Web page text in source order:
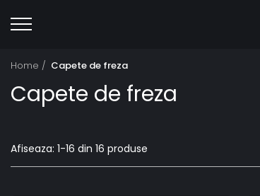
Home / Capete de freza
Capete de freza
Afiseaza: 1-16 din 16 produse